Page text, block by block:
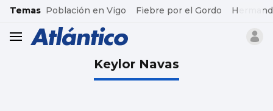
common.go-to-content
Temas Población en Vigo Fiebre por el Gordo
header.menu.open
Keylor Navas